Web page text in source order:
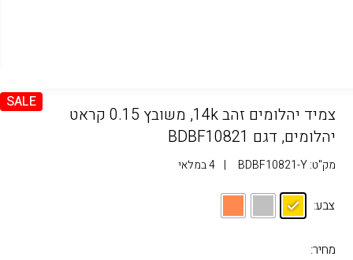
SALE
צמיד יהלומים זהב 14k, משובץ 0.15 קראט
יהלומים, דגם BDBF10821
מק"ט:BDBF10821-Y
| 4 במלאי
צבע:
מחיר: